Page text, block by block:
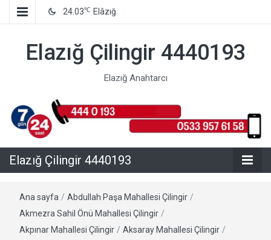
24.03℃ Elâzığ
Elazığ Çilingir 4440193
Elazığ Anahtarcı
Elazığ Çilingir 4440193
Ana sayfa / Abdullah Paşa Mahallesi Çilingir /
Akmezra Sahil Önü Mahallesi Çilingir /
Akpınar Mahallesi Çilingir / Aksaray Mahallesi Çilingir /